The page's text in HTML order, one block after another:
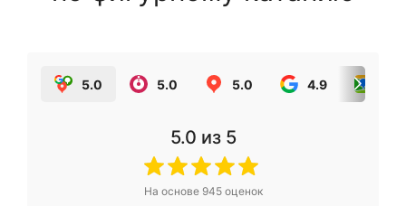
5.0 5.0 5.0 4.9
5.0 из 5
На основе 945оценок